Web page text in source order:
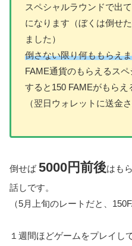
スペシャルラウンドで出
になります（ぼくは倒せ
ました）
倒さない限り何ももらえ
FAME通貨のもらえるス
すると150 FAMEがもらえ
（翌日ウォレットに送金さ
倒せば5000円前後はも
話しです。
（5月上旬のレートだと、
１週間ほどゲームをプレイし